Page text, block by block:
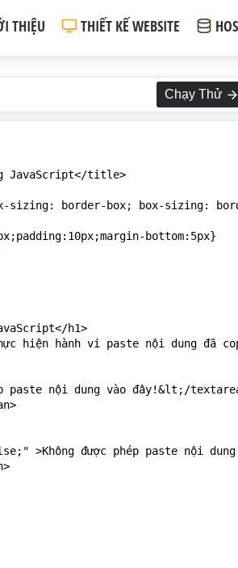
THIỆU THIẾT KẾ WEBSITE
Chạy Thử
JavaScript</title>
sizing: border-box; box-sizing:
bottom:5px}
h1>
hiện hành vi paste nội dung đã
paste nội dung vào đây!&lt;/
>Không được phép paste nội